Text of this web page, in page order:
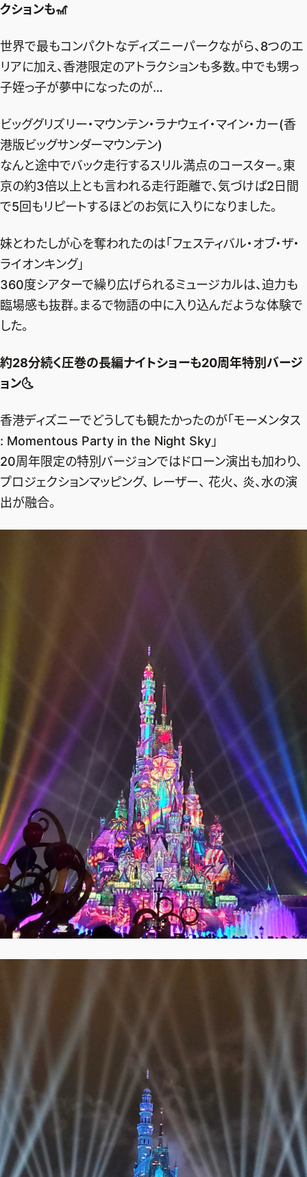
クションも🎢
世界で最もコンパクトなディズニーパークながら、8つのエ
リアに加え、香港限定のアトラクションも多数。中でも甥っ
子姪っ子が夢中になったのが…
ビッググリズリー・マウンテン・ラナウェイ・マイン・カー(香
港版ビッグサンダーマウンテン)
なんと途中でバック走行するスリル満点のコースター。東
京の約3倍以上とも言われる走行距離で、気づけば2日間
で5回もリピートするほどのお気に入りになりました。
妹とわたしが心を奪われたのは「フェスティバル・オブ・ザ・
ライオンキング」
360度シアターで繰り広げられるミュージカルは、迫力も
臨場感も抜群。まるで物語の中に入り込んだような体験で
した。
約28分続く圧巻の長編ナイトショーも20周年特別バージ
ョン🌜️
香港ディズニーでどうしても観たかったのが「モーメンタス
: Momentous Party in the Night Sky」
20周年限定の特別バージョンではドローン演出も加わり、
プロジェクションマッピング、 レーザー、 花火、 炎、水の演
出が融合。